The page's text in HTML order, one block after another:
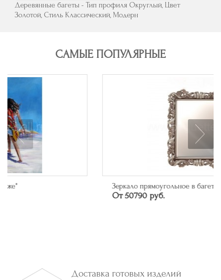
Деревянные багеты - Тип профиля Округлый, Цвет
Золотой, Стиль Классический, Модерн
САМЫЕ ПОПУЛЯРНЫЕ
Зеркало прямоугольное в багете цвета серебро
Доставка готовых изделий